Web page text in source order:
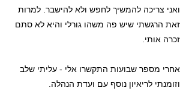
ואני צריכה להמשיך לחפש ולא להישבר. למרות
זאת הרגשתי שיש פה משהו גורלי והיא לא סתם
זכרה אותי.
אחרי מספר שבועות התקשרו אלי - עליתי שלב
וזומנתי לריאיון נוסף עם ועדת הנהלה.